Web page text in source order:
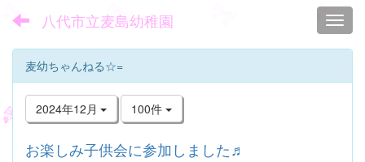
八代市立麦島幼稚園
麦幼ちゃんねる☆=
2024年12月 100件
お楽しみ子供会に参加しました♬